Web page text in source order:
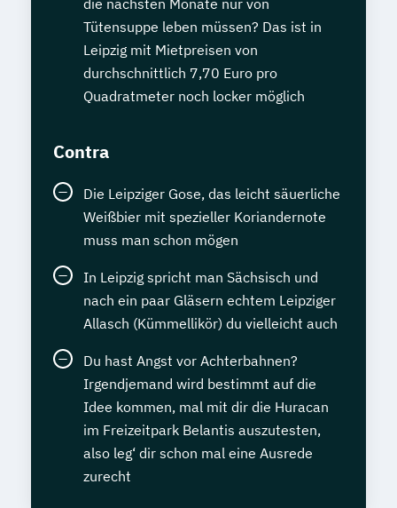
die nächsten Monate nur von
Tütensuppe leben müssen? Das ist in
Leipzig mit Mietpreisen von
durchschnittlich 7,70 Euro pro
Quadratmeter noch locker möglich
Contra
Die Leipziger Gose, das leicht säuerliche
Weißbier mit spezieller Koriandernote
muss man schon mögen
In Leipzig spricht man Sächsisch und
nach ein paar Gläsern echtem Leipziger
Allasch (Kümmellikör) du vielleicht auch
Du hast Angst vor Achterbahnen?
Irgendjemand wird bestimmt auf die
Idee kommen, mal mit dir die Huracan
im Freizeitpark Belantis auszutesten,
also leg‘ dir schon mal eine Ausrede
zurecht